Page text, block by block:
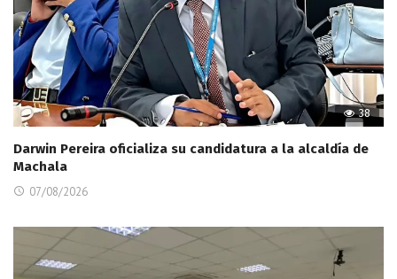
38
Darwin Pereira oficializa su candidatura a la alcaldía de
Machala
07/08/2026